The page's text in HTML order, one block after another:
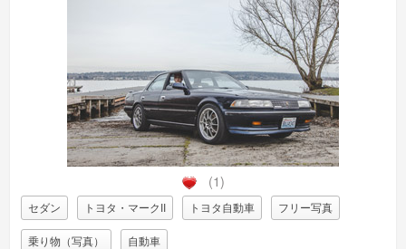
(1)
セダン トヨタ・マークII トヨタ自動車 フリー写真
乗り物（写真） 自動車